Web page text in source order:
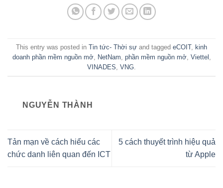
This entry was posted in Tin tức- Thời sự and tagged eCOIT, kinh
doanh phần mềm nguồn mở, NetNam phần mềm nguồn mở, Viettel
VINADES VNG
NGUYỄN THÀNH
Tản mạn về cách hiểu các
chức danh liên quan đến ICT
5 cách thuyết trình hiệu quả
từ Apple